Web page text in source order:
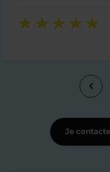
Je